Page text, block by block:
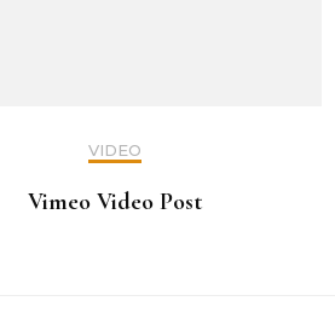
VIDEO
Vimeo Video Post